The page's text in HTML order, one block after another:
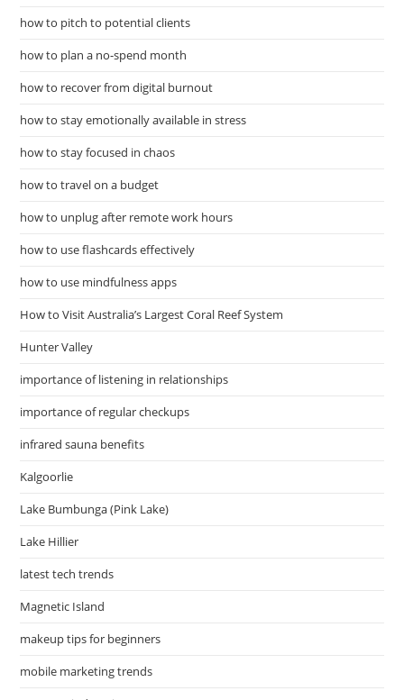
how to pitch to potential clients
how to plan a no-spend month
how to recover from digital burnout
how to stay emotionally available in stress
how to stay focused in chaos
how to travel on a budget
how to unplug after remote work hours
how to use flashcards effectively
how to use mindfulness apps
How to Visit Australia’s Largest Coral Reef System
Hunter Valley
importance of listening in relationships
importance of regular checkups
infrared sauna benefits
Kalgoorlie
Lake Bumbunga (Pink Lake)
Lake Hillier
latest tech trends
Magnetic Island
makeup tips for beginners
mobile marketing trends